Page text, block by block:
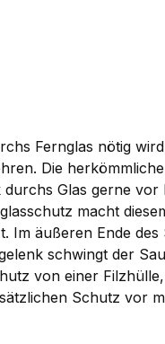
Fernglas nötig
Die
Glas gerne vor
macht
Im äußeren Ende des
schwingt der
von einer
Schutz vor